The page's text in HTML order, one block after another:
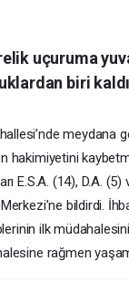
uçuruma
biri
meydana
hakimiyetini
E.S.A. (14), D.A.
bildirdi.
ilk
rağmen